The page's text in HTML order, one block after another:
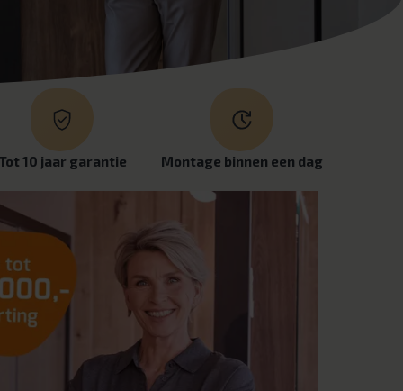
10 jaar garantie Montage binnen een dag